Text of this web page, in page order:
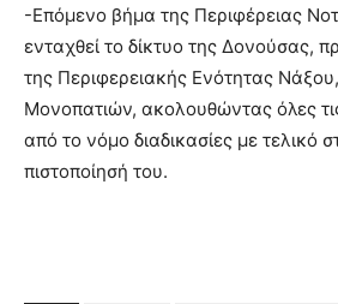
-Επόμενο βήμα της Περιφέρειας
ενταχθεί το δίκτυο της Δονούσας,
της Περιφερειακής Ενότητας
Μονοπατιών, ακολουθώντας όλες
από το νόμο διαδικασίες με τελικό
πιστοποίησή του.